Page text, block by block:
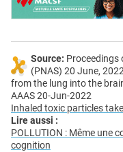
Source: Proceedings
(PNAS) 20 June,
from the lung into the
AAAS 20-Jun-2022
Inhaled toxic particles
Lire aussi :
POLLUTION : Même une
cognition